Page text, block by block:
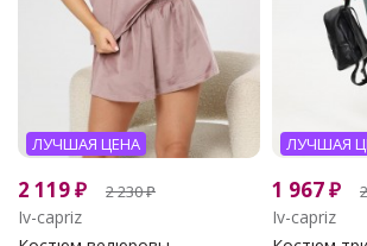
ЛУЧШАЯ ЦЕНА
2 119₽ 2 230₽
Iv-capriz
ЛУЧШАЯ
1 967₽
Iv-capriz